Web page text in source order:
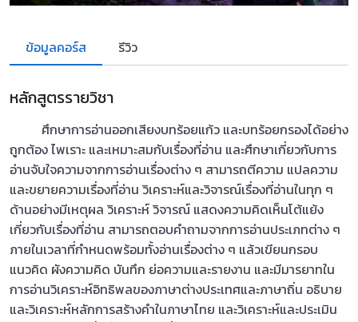
ข้อมูลคอร์ส รีวิว
หลักสูตรรายวิชา
ศึกษาการอ่านออกเสียงบทร้อยแก้ว และบทร้อยกรองได้อย่าง
ถูกต้อง ไพเราะ และเหมาะสมกับเรื่องที่อ่าน และศึกษาเกี่ยวกับการ
อ่านจับใจความจากการอ่านเรื่องต่าง ๆ สามารถตีความ แปลความ
และขยายความเรื่องที่อ่าน วิเคราะห์และวิจารณ์เรื่องที่อ่านในทุก ๆ
ด้านอย่างมีเหตุผล วิเคราะห์ วิจารณ์ แสดงความคิดเห็นโต้แย้ง
เกี่ยวกับเรื่องที่อ่าน สามารถตอบคำถามจากการอ่านประเภทต่าง ๆ
ภายในเวลาที่กำหนดพร้อมทั้งอ่านเรื่องต่าง ๆ แล้วเขียนกรอบ
แนวคิด ผังความคิด บันทึก ย่อความและรายงาน และมีมารยาทใน
การอ่านวิเคราะห์อิทธิพลของภาษาต่างประเทศและภาษาถิ่น อธิบาย
และวิเคราะห์หลักการสร้างคำในภาษาไทย และวิเคราะห์และประเมิน